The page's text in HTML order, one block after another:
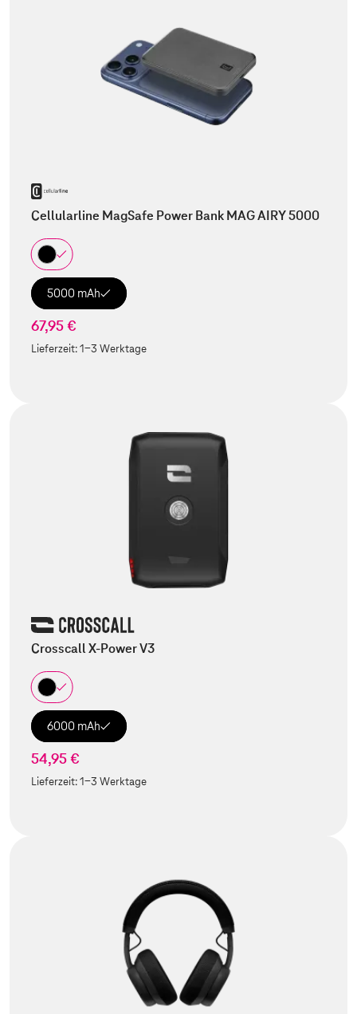
Cellularline MagSafe Power Bank MAG AIRY 5000
5000 mAh
67,95 €
Lieferzeit:1-3 Werktage
Crosscall X-Power V3
6000 mAh
54,95 €
Lieferzeit:1-3 Werktage